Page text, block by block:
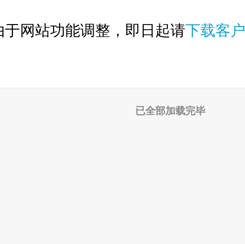
网站功能调整，即日起请下载客
已全部加载完毕